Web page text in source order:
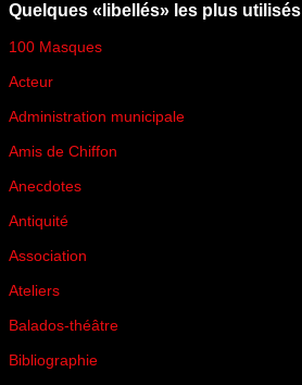
Quelques «libellés» les plus utilisés
100 Masques
Acteur
Administration municipale
Amis de Chiffon
Anecdotes
Antiquité
Association
Ateliers
Balados-théâtre
Bibliographie